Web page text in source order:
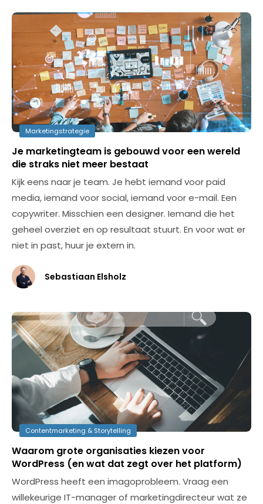
Marketingstrategie
Je marketingteam is gebouwd voor een wereld
die straks niet meer bestaat
Kijk eens naar je team. Je hebt iemand voor paid
media, iemand voor social, iemand voor e-mail. Een
copywriter. Misschien een designer. Iemand die het
geheel overziet en op resultaat stuurt. En voor wat er
niet in past, huur je extern in.
Sebastiaan Elsholz
Contentmarketing & Storytelling
Waarom grote organisaties kiezen voor
WordPress (en wat dat zegt over het platform)
WordPress heeft een imagoprobleem. Vraag een
willekeurige IT-manager of marketingdirecteur wat ze